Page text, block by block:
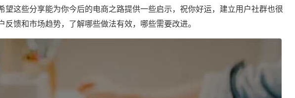
望这些分享能为你今后的电商之路提供一些启示，祝你好运，建立用户社群也很
馈和市场趋势，了解哪些做法有效，哪些需要改进。